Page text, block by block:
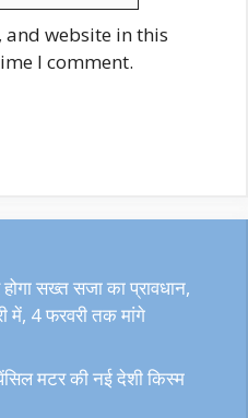
and website in this
I comment.
सख्त सजा का प्रावधान,
में, 4 फरवरी तक मांगे
मटर की नई देशी किस्म